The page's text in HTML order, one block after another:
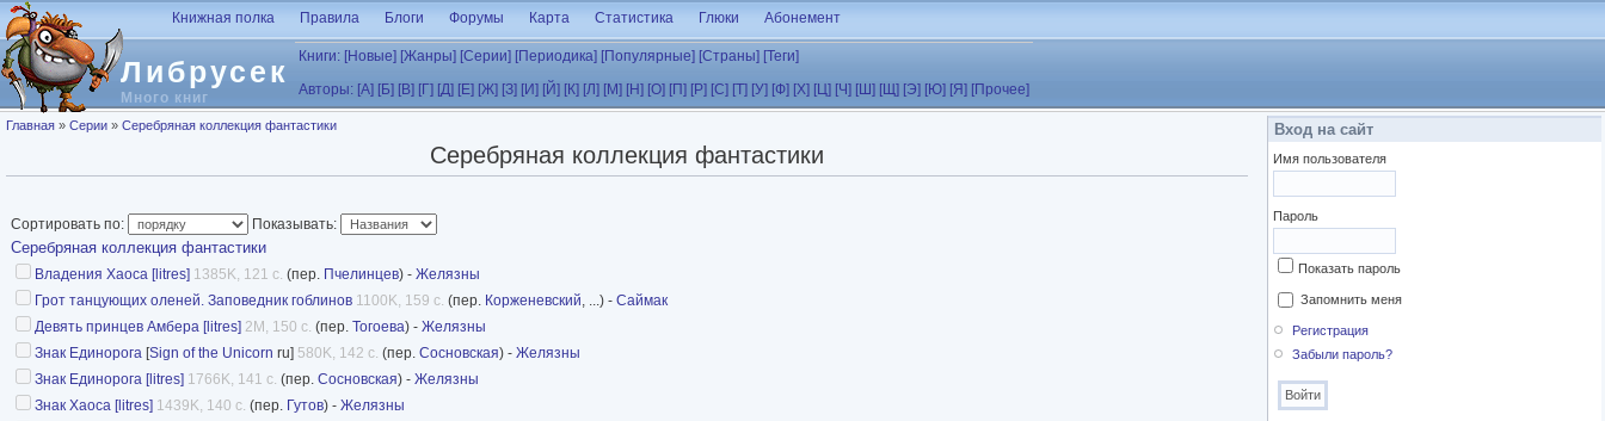
Перейти к основному содержанию
Либрусек
Много книг
Книжная полка Правила Блоги Форумы Карта Статистика Глюки Абонемент
Книги: [Новые] [Жанры] [Серии] [Периодика] [Популярные] [Страны] [Теги]
Авторы: [А] [Б] [В] [Г] [Д] [Е] [Ж] [З] [И] [Й] [К] [Л] [М] [Н] [О] [П] [Р] [С] [Т] [У] [Ф] [Х] [Ц] [Ч] [Ш] [Щ] [Э] [Ю] [Я] [Прочее]
Вы здесь
Главная » Серии » Серебряная коллекция фантастики
Серебряная коллекция фантастики
Сортировать по: Показывать:
Серебряная коллекция фантастики
Владения Хаоса [litres] 1385K, 121 с. (пер. Пчелинцев) - Желязны
Грот танцующих оленей. Заповедник гоблинов 1100K, 159 с. (пер. Корженевский, ...) - Саймак
Девять принцев Амбера [litres] 2M, 150 с. (пер. Тогоева) - Желязны
Знак Единорога [Sign of the Unicorn ru] 580K, 142 с. (пер. Сосновская) - Желязны
Знак Единорога [litres] 1766K, 141 с. (пер. Сосновская) - Желязны
Знак Хаоса [litres] 1439K, 140 с. (пер. Гутов) - Желязны
Вход на сайт
Имя пользователя
Пароль
Показать пароль
Запомнить меня
Регистрация
Забыли пароль?